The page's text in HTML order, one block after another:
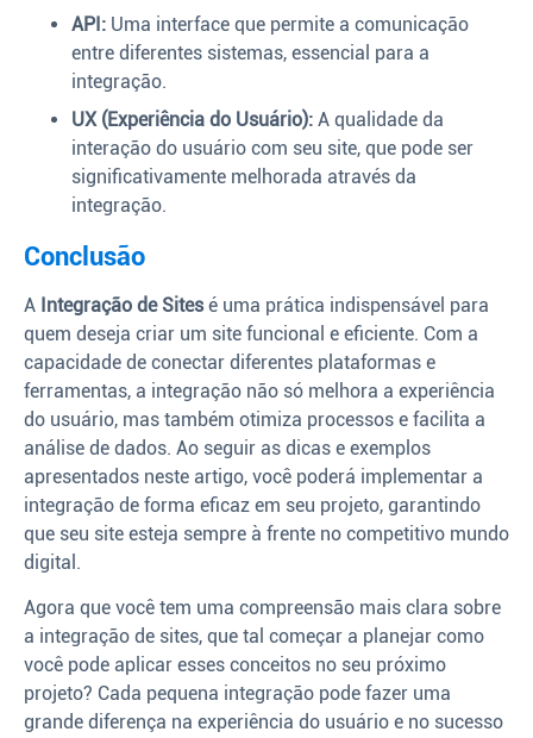
API: Uma interface que permite a comunicação
entre diferentes sistemas, essencial para a
integração.
UX (Experiência do Usuário): A qualidade da
interação do usuário com seu site, que pode ser
significativamente melhorada através da
integração.
Conclusão
A Integração de Sitesé uma prática indispensável para
quem deseja criar um site funcional e eficiente. Com a
capacidade de conectar diferentes plataformas e
ferramentas, a integração não só melhora a experiência
do usuário, mas também otimiza processos e facilita a
análise de dados. Ao seguir as dicas e exemplos
apresentados neste artigo, você poderá implementar a
integração de forma eficaz em seu projeto, garantindo
que seu site esteja sempre à frente no competitivo mundo
digital.
Agora que você tem uma compreensão mais clara sobre
a integração de sites, que tal começar a planejar como
você pode aplicar esses conceitos no seu próximo
projeto? Cada pequena integração pode fazer uma
grande diferença na experiência do usuário e no sucesso